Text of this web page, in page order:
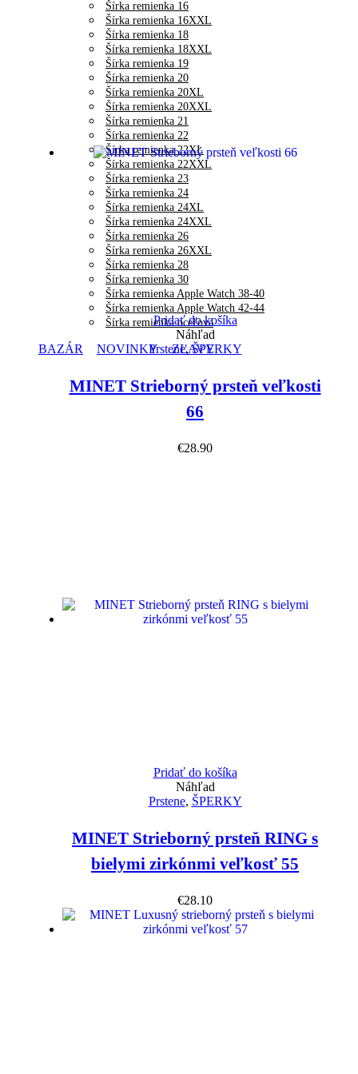
Šírka remienka 16
Šírka remienka 16XXL
Šírka remienka 18
Šírka remienka 18XXL
Šírka remienka 19
Šírka remienka 20
Šírka remienka 20XL
Šírka remienka 20XXL
Šírka remienka 21
Šírka remienka 22
Šírka remienka 22XL
Šírka remienka 22XXL
Šírka remienka 23
Šírka remienka 24
Šírka remienka 24XL
Šírka remienka 24XXL
Šírka remienka 26
Šírka remienka 26XXL
Šírka remienka 28
Šírka remienka 30
Šírka remienka Apple Watch 38-40
Šírka remienka Apple Watch 42-44
Šírka remienka oceľová
BAZÁR NOVINKY ZĽAVY
Pridať do košíka
Náhľad
Prstene,ŠPERKY
MINET Strieborný prsteň veľkosti
66
€28.90
Pridať do košíka
Náhľad
Prstene, ŠPERKY
MINET Strieborný prsteň RING s
bielymi zirkónmi veľkosť 55
€28.10